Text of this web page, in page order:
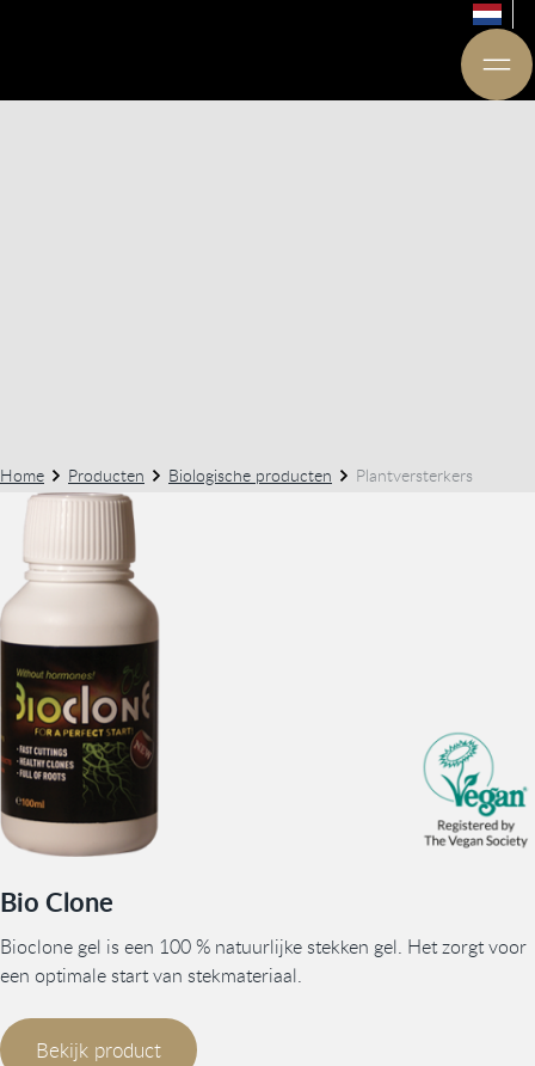
Home Producten Biologische producten Plantversterkers
Bio Clone
Bioclone gel is een 100 % natuurlijke stekken gel. Het zorgt voor
een optimale start van stekmateriaal.
Bekijk product